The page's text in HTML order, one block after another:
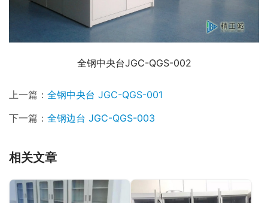
全钢中央台JGC-QGS-002
上一篇： 全钢中央台 JGC-QGS-001
下一篇： 全钢边台 JGC-QGS-003
相关文章